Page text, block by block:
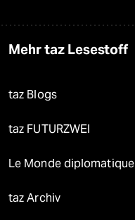
Mehr taz Lesestoff
taz Blogs
taz FUTURZWEI
Le Monde diplomatique
taz Archiv